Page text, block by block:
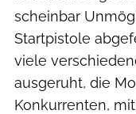
scheinbar
Startpistole
viele
ausgeruht, die
Konkurrenten,